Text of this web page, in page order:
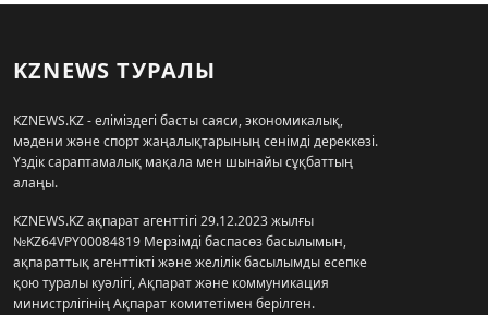
KZNEWS ТУРАЛЫ
KZNEWS.KZ - еліміздегі басты саяси, экономикалық,
мәдени және спорт жаңалықтарының сенімді дереккөзі.
Үздік сараптамалық мақала мен шынайы сұқбаттың
алаңы.
KZNEWS.KZ ақпарат агенттігі 29.12.2023 жылғы
№KZ64VPY00084819 Мерзімді баспасөз басылымын,
ақпараттық агенттікті және желілік басылымды есепке
қою туралы куәлігі, Ақпарат және коммуникация
министрлігінің Ақпарат комитетімен берілген.